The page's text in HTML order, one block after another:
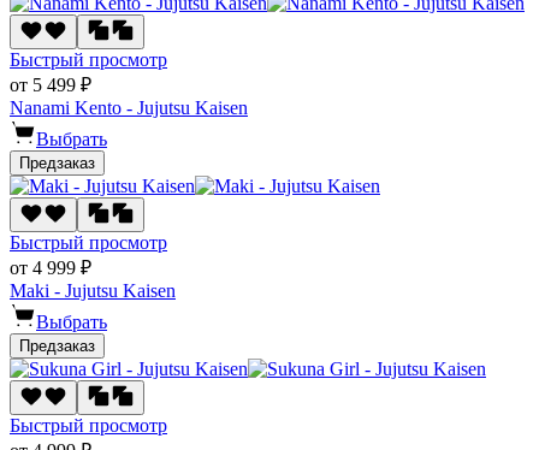
Быстрый просмотр
от 5 499 ₽
Nanami Kento - Jujutsu Kaisen
Выбрать
Предзаказ
Быстрый просмотр
от 4 999 ₽
Maki - Jujutsu Kaisen
Выбрать
Предзаказ
Быстрый просмотр